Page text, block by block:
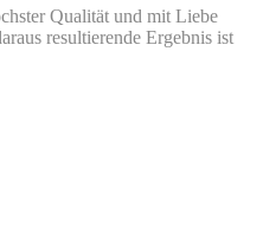
Qualität und mit Liebe
resultierende Ergebnis ist